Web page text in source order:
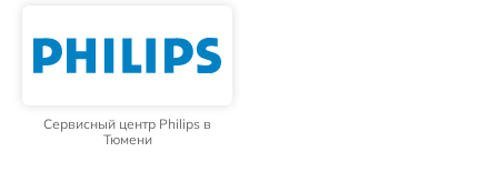
Сервисный центр Philips в
Тюмени